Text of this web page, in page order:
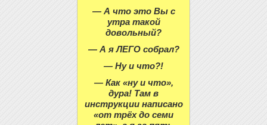
— А что это Вы с
утра такой
довольный?
— А я ЛЕГО собрал?
— Ну и что?!
— Как «ну и что»,
дура! Там в
инструкции написано
«от трёх до семи